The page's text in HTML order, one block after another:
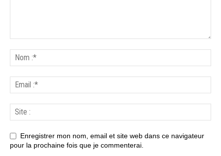
Enregistrer mon nom, email et site web dans ce navigateur
pour la prochaine fois que je commenterai.